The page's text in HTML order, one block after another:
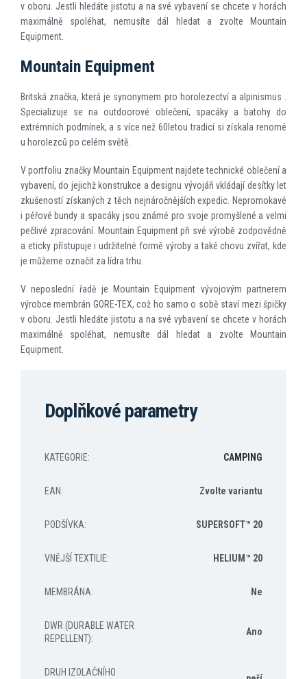
v oboru. Jestli hledáte jistotu a na své vybavení se chcete v horách
maximálně spoléhat, nemusíte dál hledat a zvolte Mountain
Equipment.
Mountain Equipment
Britská značka, která je synonymem pro horolezectví a alpinismus .
Specializuje se na outdoorové oblečení, spacáky a batohy do
extrémních podmínek, a s více než 60letou tradicí si získala renomé
u horolezců po celém světě.
V portfoliu značky Mountain Equipment najdete technické oblečení a
vybavení, do jejichž konstrukce a designu vývojáři vkládají desítky let
zkušeností získaných z těch nejnáročnějších expedic. Nepromokavé
i péřové bundy a spacáky jsou známé pro svoje promyšlené a velmi
pečlivé zpracování. Mountain Equipment při své výrobě zodpovědně
a eticky přístupuje i udržitelné formě výroby a také chovu zvířat, kde
je můžeme označit za lídra trhu.
V neposlední řadě je Mountain Equipment vývojovým partnerem
výrobce membrán GORE-TEX, což ho samo o sobě staví mezi špičky
v oboru. Jestli hledáte jistotu a na své vybavení se chcete v horách
maximálně spoléhat, nemusíte dál hledat a zvolte Mountain
Equipment.
Doplňkové parametry
KATEGORIE: CAMPING
EAN: Zvolte variantu
PODŠÍVKA: SUPERSOFT™ 20
VNĚJŠÍ TEXTILIE: HELIUM™ 20
MEMBRÁNA: Ne
DWR (DURABLE WATER
REPELLENT):
Ano
DRUH IZOLAČNÍHO